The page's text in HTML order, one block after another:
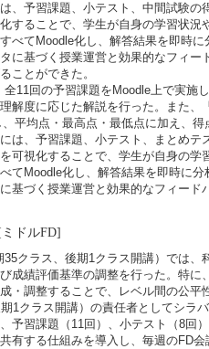
、予習課題、小テスト、中間試験
することで、学生が自身の学習状
べてMoodle化し、解答結果を即時
に基づく授業運営と効果的なフィ
ことができた。
全11回の予習課題をMoodle上で実
解度に応じた解説を行った。また
平均点・最高点・最低点に加え、
は、予習課題、小テスト、まとめ
可視化することで、学生が自身の
てMoodle化し、解答結果を即時に
基づく授業運営と効果的なフィー
ドルFD]
35クラス、後期1クラス開講）では
成績評価基準の調整を行った。特
・調整することで、レベル間の公
期1クラス開講）の責任者としてシ
予習課題（11回）、小テスト（8回
有する仕組みを導入し、毎週のFD